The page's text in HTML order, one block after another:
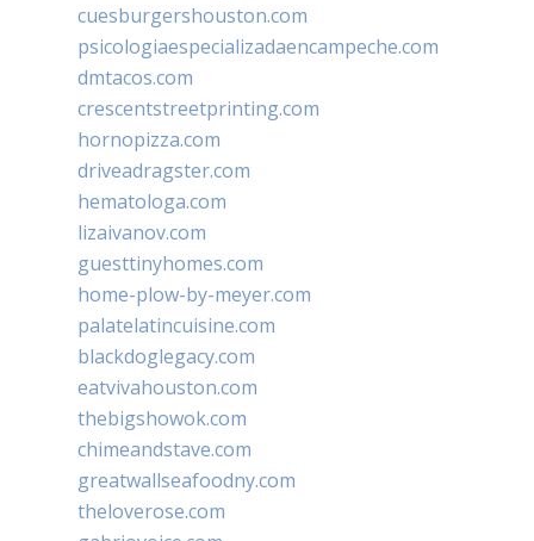
cuesburgershouston.com
psicologiaespecializadaencampeche.com
dmtacos.com
crescentstreetprinting.com
hornopizza.com
driveadragster.com
hematologa.com
lizaivanov.com
guesttinyhomes.com
home-plow-by-meyer.com
palatelatincuisine.com
blackdoglegacy.com
eatvivahouston.com
thebigshowok.com
chimeandstave.com
greatwallseafoodny.com
theloverose.com